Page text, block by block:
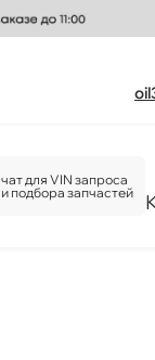
чат для VIN запроса
и подбора запчастей